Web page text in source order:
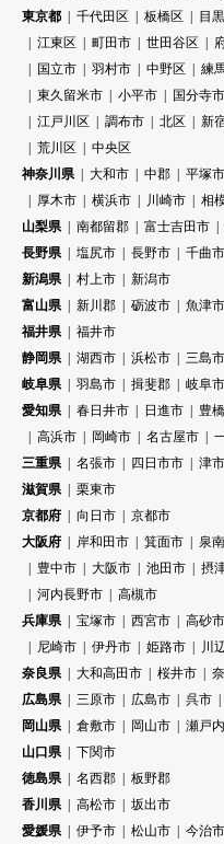
東京都
千代田区 板橋区 目
江東区
町田市 世田谷区
国立市
羽村市 中野区 練
東久留米市
小平市 国分寺市
江戸川区
調布市 北区 新
荒川区
中央区
神奈川県
大和市 中郡 平塚市
厚木市
横浜市 川崎市 相
山梨県
南都留郡 富士吉田市
長野県
塩尻市 長野市
千曲市
新潟県
村上市
新潟市
富山県
新川郡 砺波市
魚津市
福井県
福井市
静岡県
湖西市 浜松市 三島市
岐阜県
羽島市 揖斐郡
岐阜市
愛知県
春日井市 日進市 豊
高浜市
岡崎市 名古屋市
三重県
名張市 四日市市 津市
滋賀県
栗東市
京都府
向日市
京都市
大阪府
岸和田市 箕面市 泉
豊中市
大阪市 池田市 摂
河内長野市
高槻市
兵庫県
宝塚市 西宮市 高砂市
尼崎市
伊丹市 姫路市
川
奈良県
大和高田市 桜井市
広島県
三原市 広島市 呉市
岡山県
倉敷市 岡山市
瀬戸
山口県
下関市
徳島県
名西郡
板野郡
香川県
高松市
坂出市
愛媛県
伊予市 松山市 今治市